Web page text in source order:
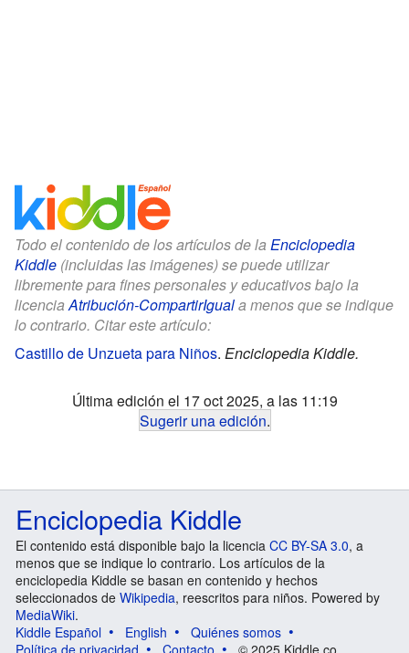
Todo el contenido de los artículos de la Enciclopedia
Kiddle (incluidas las imágenes) se puede utilizar
libremente para fines personales y educativos bajo la
licenciaAtribución-CompartirIguala menos que se indique
lo contrario. Citar este artículo:
Castillo de Unzueta para Niños. Enciclopedia Kiddle.
Última edición el 17 oct 2025, a las 11:19
Sugerir una edición.
Enciclopedia Kiddle
El contenido está disponible bajo la licencia CC BY-SA 3.0, a
menos que se indique lo contrario. Los artículos de la
enciclopedia Kiddle se basan en contenido y hechos
seleccionados de Wikipedia, reescritos para niños. Powered by
MediaWiki.
Kiddle Español
English
Quiénes somos
Política de privacidad
Contacto © 2025 Kiddle.co